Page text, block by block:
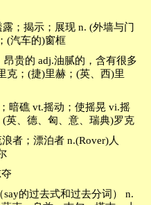
；揭示；展现 n. (外墙与门
(汽车的)窗框
贵的 adj.油腻的，含有很多
克；(捷)里赫；(英、西)里
暗礁 vt.摇动；使摇晃 vi.摇
英、德、匈、意、瑞典)罗克
者；漂泊者 n.(Rover)人
的过去式和过去分词） n.